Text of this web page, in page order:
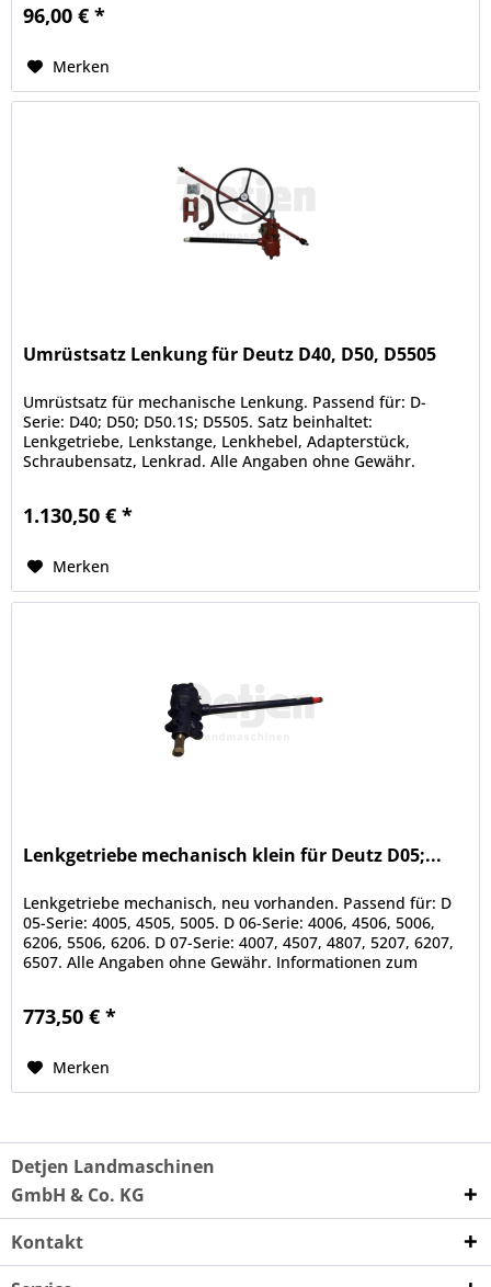
96,00 € *
Merken
Umrüstsatz Lenkung für Deutz D40, D50, D5505
Umrüstsatz für mechanische Lenkung. Passend für: D-
Serie: D40; D50; D50.1S; D5505. Satz beinhaltet:
Lenkgetriebe, Lenkstange, Lenkhebel, Adapterstück,
Schraubensatz, Lenkrad. Alle Angaben ohne Gewähr.
1.130,50 € *
Merken
Lenkgetriebe mechanisch klein für Deutz D05;...
Lenkgetriebe mechanisch, neu vorhanden. Passend für: D
05-Serie: 4005, 4505, 5005. D 06-Serie: 4006, 4506, 5006,
6206, 5506, 6206. D 07-Serie: 4007, 4507, 4807, 5207, 6207,
6507. Alle Angaben ohne Gewähr. Informationen zum
773,50 € *
Merken
Detjen Landmaschinen
GmbH & Co. KG
Kontakt